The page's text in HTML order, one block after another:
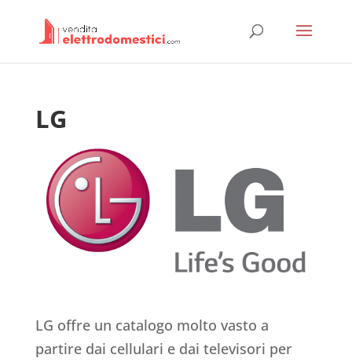
LG
LG offre un catalogo molto vasto a
partire dai cellulari e dai televisori per